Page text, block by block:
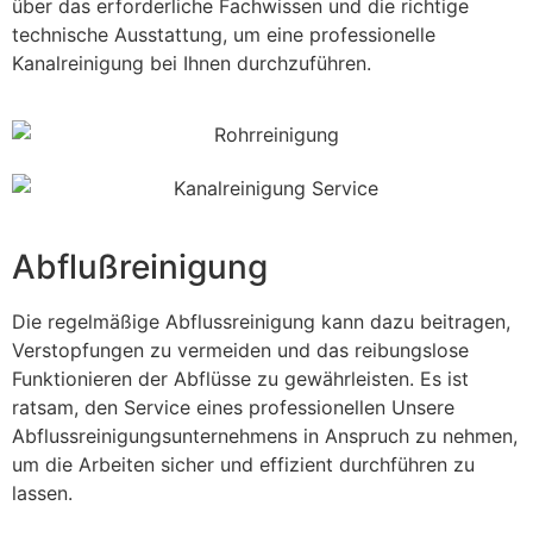
über das erforderliche Fachwissen und die richtige
technische Ausstattung, um eine professionelle
Kanalreinigung bei Ihnen durchzuführen.
Abflußreinigung
Die regelmäßige Abflussreinigung kann dazu beitragen,
Verstopfungen zu vermeiden und das reibungslose
Funktionieren der Abflüsse zu gewährleisten. Es ist
ratsam, den Service eines professionellen Unsere
Abflussreinigungsunternehmens in Anspruch zu nehmen,
um die Arbeiten sicher und effizient durchführen zu
lassen.